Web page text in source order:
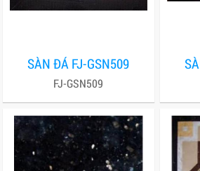
SÀN ĐÁ FJ-GSN509
FJ-GSN509